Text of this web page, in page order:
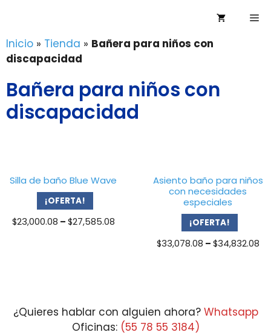
contenido
Inicio » Tienda » Bañera para niños con
discapacidad
Bañera para niños con
discapacidad
Silla de baño Blue Wave
¡OFERTA!
$23,000.08 – $27,585.08Price
$23,000.08
Asiento baño para niños
con necesidades
especiales
¡OFERTA!
$33,078.08 – $34,832.08
¿Quieres hablar con alguien ahora? Whatsapp
Oficinas: (55 78 55 3184)